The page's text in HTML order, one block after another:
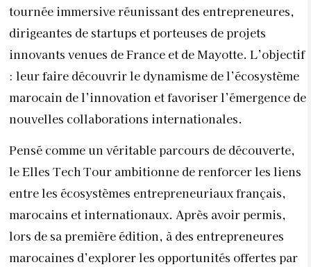
tournée immersive réunissant des entrepreneures,
dirigeantes de startups et porteuses de projets
innovants venues de France et de Mayotte. L’objectif
: leur faire découvrir le dynamisme de l’écosystème
marocain de l’innovation et favoriser l’émergence de
nouvelles collaborations internationales.
Pensé comme un véritable parcours de découverte,
le Elles Tech Tour ambitionne de renforcer les liens
entre les écosystèmes entrepreneuriaux français,
marocains et internationaux. Après avoir permis,
lors de sa première édition, à des entrepreneures
marocaines d’explorer les opportunités offertes par